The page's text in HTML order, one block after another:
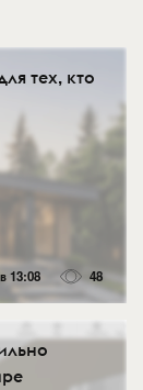
тех, кто
13:08 48